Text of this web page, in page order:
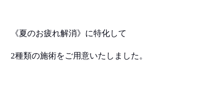
《夏のお疲れ解消》に特化して
2種類の施術をご用意いたしました。